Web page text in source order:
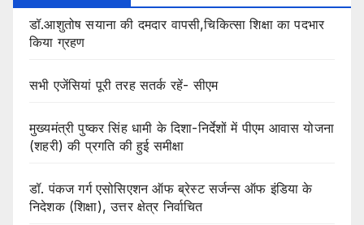
डॉ.आशुतोष सयाना की दमदार वापसी,चिकित्सा शिक्षा का पदभार
किया ग्रहण
सभी एजेंसियां पूरी तरह सतर्क रहें- सीएम
मुख्यमंत्री पुष्कर सिंह धामी के दिशा-निर्देशों में पीएम आवास योजना
(शहरी) की प्रगति की हुई समीक्षा
डॉ. पंकज गर्ग एसोसिएशन ऑफ ब्रेस्ट सर्जन्स ऑफ इंडिया के
निदेशक (शिक्षा), उत्तर क्षेत्र निर्वाचित